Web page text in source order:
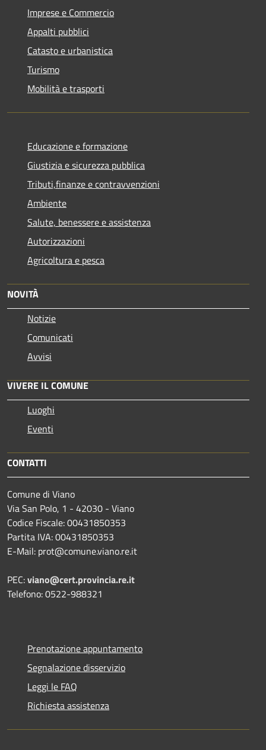
Imprese e Commercio
Appalti pubblici
Catasto e urbanistica
Turismo
Mobilità e trasporti
Educazione e formazione
Giustizia e sicurezza pubblica
Tributi,finanze e contravvenzioni
Ambiente
Salute, benessere e assistenza
Autorizzazioni
Agricoltura e pesca
NOVITÀ
Notizie
Comunicati
Avvisi
VIVERE IL COMUNE
Luoghi
Eventi
CONTATTI
Comune di Viano
Via San Polo, 1 - 42030 - Viano
Codice Fiscale: 00431850353
Partita IVA: 00431850353
E-Mail: prot@comune.viano.re.it
PEC:viano@cert.provincia.re.it
Telefono: 0522-988321
Prenotazione appuntamento
Segnalazione disservizio
Leggi le FAQ
Richiesta assistenza